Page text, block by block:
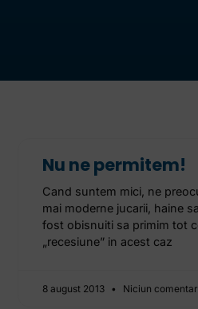
Nu ne permitem!
Cand suntem mici, ne
mai moderne jucarii, haine
fost obisnuiti sa primim tot
„recesiune” in acest caz
8 august 2013 Niciun